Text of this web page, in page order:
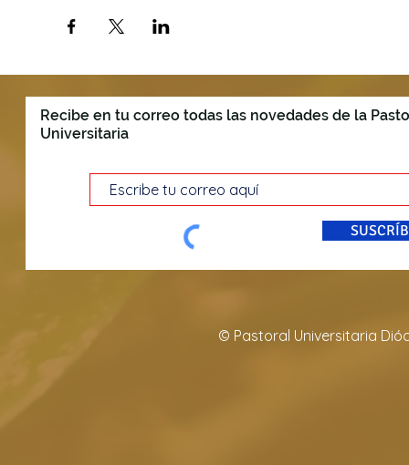
Recibe en tu correo todas las novedades de la
Universitaria
© Pastoral Universitaria